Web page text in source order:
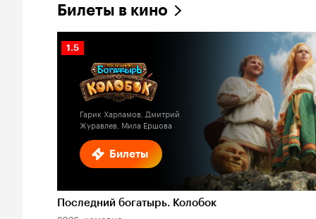
Билеты в кино
Билеты
Рейтинг
Кинопоиска
1.5
Гарик Харламов, Дмитрий
Журавлев, Мила Ершова
Последний богатырь. Колобок